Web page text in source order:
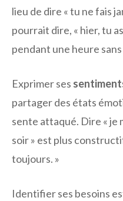
lieu de dire « tu ne fais
pourrait dire, « hier, tu
pendant une heure sans
Exprimer ses
partager des états
sente attaqué. Dire « je
soir » est plus
toujours. »
Identifier ses besoins